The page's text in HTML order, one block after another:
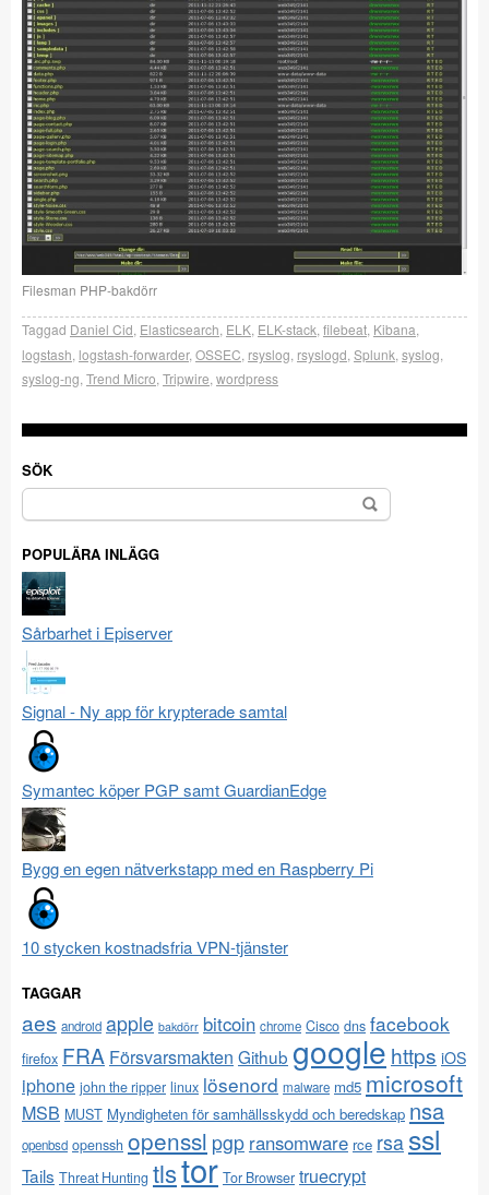
Filesman PHP-bakdörr
Taggad Daniel Cid Elasticsearch ELK ELK-stack filebeat Kibana
logstash logstash-forwarder, OSSEC rsyslog rsyslogd Splunk syslog
syslog-ng Trend Micro Tripwire wordpress
SÖK
Sök
efter:
POPULÄRA INLÄGG
Sårbarhet i Episerver
Signal - Ny app för krypterade samtal
Symantec köper PGP samt GuardianEdge
Bygg en egen nätverkstapp med en Raspberry Pi
10 stycken kostnadsfria VPN-tjänster
TAGGAR
aes android apple bakdörr bitcoin chrome Cisco dns facebook
firefox FRA Försvarsmakten Github google https iOS
iphone john the ripper linux lösenord malware md5 microsoft
MSB MUST Myndigheten för samhällsskydd och beredskap nsa
openbsd openssh openssl pgp ransomware rce rsa ssl
Tails Threat Hunting tlstor Tor Browser truecrypt